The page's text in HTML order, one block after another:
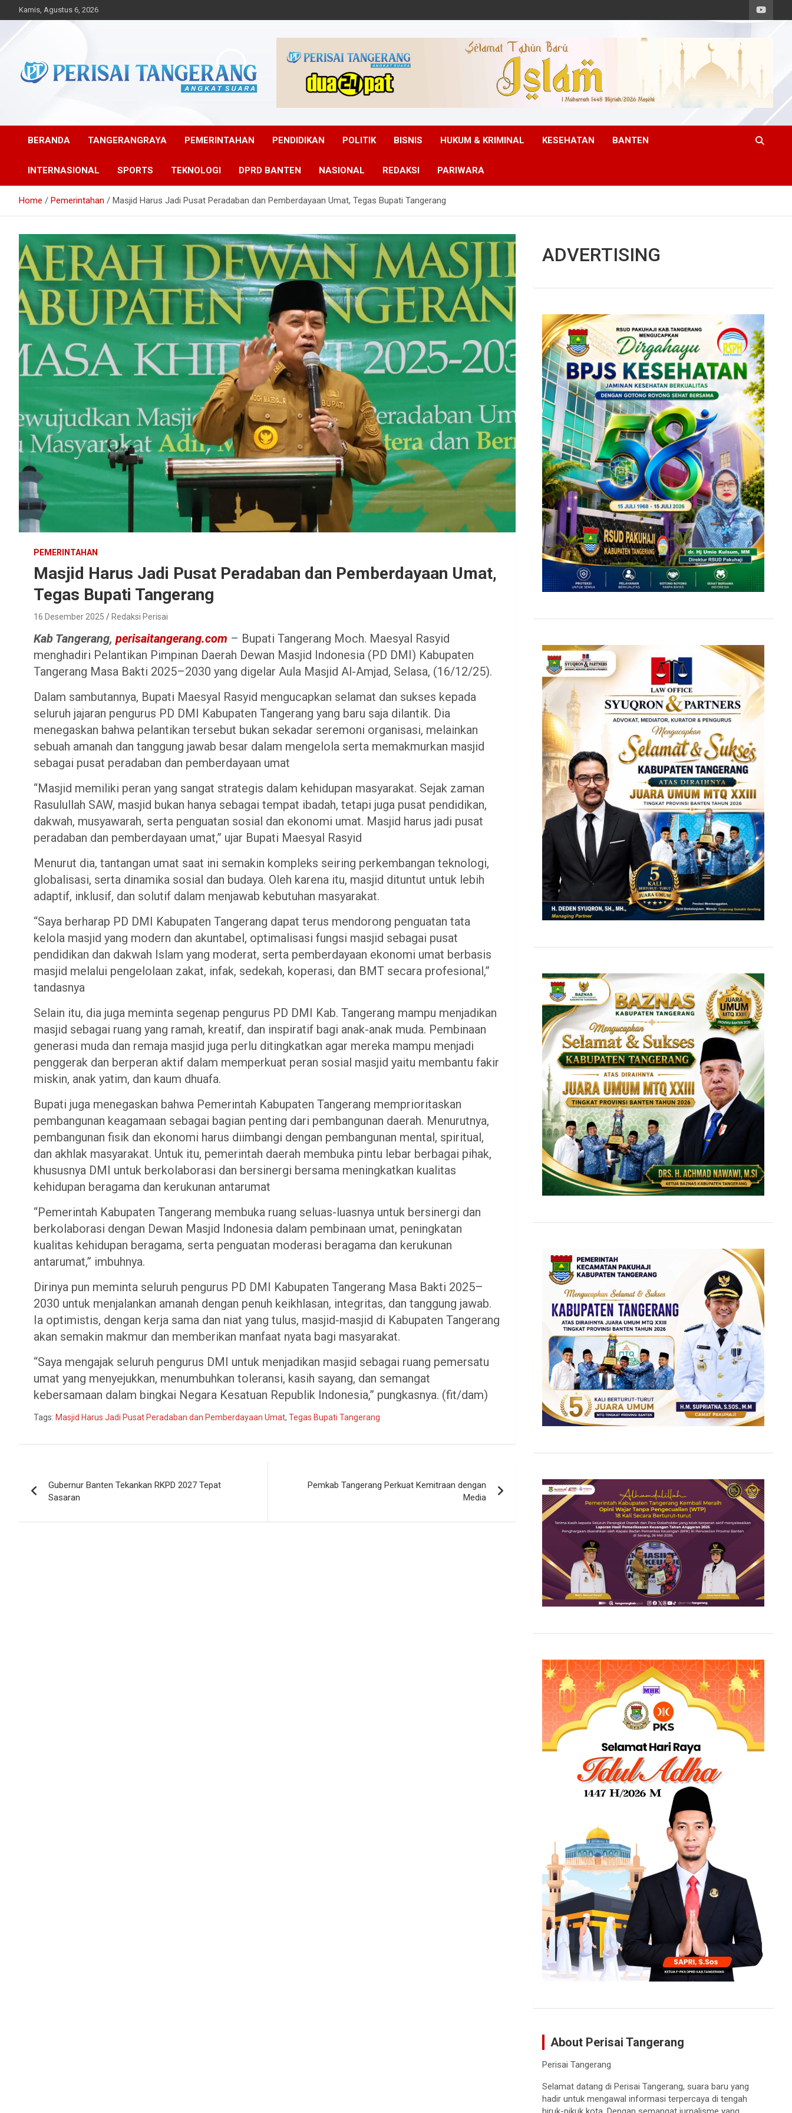
to
Kamis, Agustus 6, 2026
Angkat Suara
BERANDA TANGERANGRAYA PEMERINTAHAN PENDIDIKAN POLITIK BISNIS HUKUM & KRIMINAL KESEHATAN BANTEN
INTERNASIONAL SPORTS TEKNOLOGI DPRD BANTEN NASIONAL REDAKSI PARIWARA
Home Pemerintahan Masjid Harus Jadi Pusat Peradaban dan Pemberdayaan Umat, Tegas Bupati Tangerang
PEMERINTAHAN
Masjid Harus Jadi Pusat Peradaban dan Pemberdayaan Umat,
Tegas Bupati Tangerang
16 Desember 2025 Redaksi Perisai
Kab Tangerang, perisaitangerang.com – Bupati Tangerang Moch. Maesyal Rasyid
menghadiri Pelantikan Pimpinan Daerah Dewan Masjid Indonesia (PD DMI) Kabupaten
Tangerang Masa Bakti 2025–2030 yang digelar Aula Masjid Al-Amjad, Selasa, (16/12/25).
Dalam sambutannya, Bupati Maesyal Rasyid mengucapkan selamat dan sukses kepada
seluruh jajaran pengurus PD DMI Kabupaten Tangerang yang baru saja dilantik. Dia
menegaskan bahwa pelantikan tersebut bukan sekadar seremoni organisasi, melainkan
sebuah amanah dan tanggung jawab besar dalam mengelola serta memakmurkan masjid
sebagai pusat peradaban dan pemberdayaan umat
“Masjid memiliki peran yang sangat strategis dalam kehidupan masyarakat. Sejak zaman
Rasulullah SAW, masjid bukan hanya sebagai tempat ibadah, tetapi juga pusat pendidikan,
dakwah, musyawarah, serta penguatan sosial dan ekonomi umat. Masjid harus jadi pusat
peradaban dan pemberdayaan umat,” ujar Bupati Maesyal Rasyid
Menurut dia, tantangan umat saat ini semakin kompleks seiring perkembangan teknologi,
globalisasi, serta dinamika sosial dan budaya. Oleh karena itu, masjid dituntut untuk lebih
adaptif, inklusif, dan solutif dalam menjawab kebutuhan masyarakat.
“Saya berharap PD DMI Kabupaten Tangerang dapat terus mendorong penguatan tata
kelola masjid yang modern dan akuntabel, optimalisasi fungsi masjid sebagai pusat
pendidikan dan dakwah Islam yang moderat, serta pemberdayaan ekonomi umat berbasis
masjid melalui pengelolaan zakat, infak, sedekah, koperasi, dan BMT secara profesional,”
tandasnya
Selain itu, dia juga meminta segenap pengurus PD DMI Kab. Tangerang mampu menjadikan
masjid sebagai ruang yang ramah, kreatif, dan inspiratif bagi anak-anak muda. Pembinaan
generasi muda dan remaja masjid juga perlu ditingkatkan agar mereka mampu menjadi
penggerak dan berperan aktif dalam memperkuat peran sosial masjid yaitu membantu fakir
miskin, anak yatim, dan kaum dhuafa.
Bupati juga menegaskan bahwa Pemerintah Kabupaten Tangerang memprioritaskan
pembangunan keagamaan sebagai bagian penting dari pembangunan daerah. Menurutnya,
pembangunan fisik dan ekonomi harus diimbangi dengan pembangunan mental, spiritual,
dan akhlak masyarakat. Untuk itu, pemerintah daerah membuka pintu lebar berbagai pihak,
khususnya DMI untuk berkolaborasi dan bersinergi bersama meningkatkan kualitas
kehidupan beragama dan kerukunan antarumat
“Pemerintah Kabupaten Tangerang membuka ruang seluas-luasnya untuk bersinergi dan
berkolaborasi dengan Dewan Masjid Indonesia dalam pembinaan umat, peningkatan
kualitas kehidupan beragama, serta penguatan moderasi beragama dan kerukunan
antarumat,” imbuhnya.
Dirinya pun meminta seluruh pengurus PD DMI Kabupaten Tangerang Masa Bakti 2025–
2030 untuk menjalankan amanah dengan penuh keikhlasan, integritas, dan tanggung jawab.
Ia optimistis, dengan kerja sama dan niat yang tulus, masjid-masjid di Kabupaten Tangerang
akan semakin makmur dan memberikan manfaat nyata bagi masyarakat.
“Saya mengajak seluruh pengurus DMI untuk menjadikan masjid sebagai ruang pemersatu
umat yang menyejukkan, menumbuhkan toleransi, kasih sayang, dan semangat
kebersamaan dalam bingkai Negara Kesatuan Republik Indonesia,” pungkasnya. (fit/dam)
Tags: Masjid Harus Jadi Pusat Peradaban dan Pemberdayaan Umat, Tegas Bupati Tangerang
pos
Gubernur Banten Tekankan RKPD 2027 Tepat
Sasaran
Pemkab Tangerang Perkuat Kemitraan dengan
Media
ADVERTISING
About Perisai Tangerang
Perisai Tangerang
Selamat datang di Perisai Tangerang, suara baru yang
hadir untuk mengawal informasi terpercaya di tengah